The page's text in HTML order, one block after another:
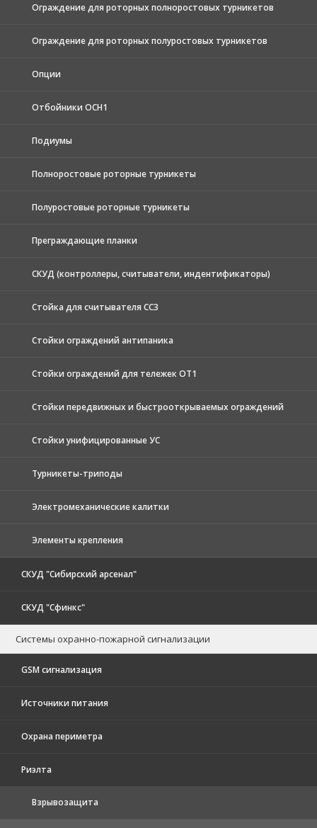
Ограждение для роторных полноростовых турникетов
Ограждение для роторных полуростовых турникетов
Опции
Отбойники ОСН1
Подиумы
Полноростовые роторные турникеты
Полуростовые роторные турникеты
Преграждающие планки
СКУД (контроллеры, считыватели, индентификаторы)
Стойка для считывателя СС3
Стойки ограждений антипаника
Стойки ограждений для тележек ОТ1
Стойки передвижных и быстрооткрываемых ограждений
Стойки унифицированные УС
Турникеты-триподы
Электромеханические калитки
Элементы крепления
СКУД "Сибирский арсенал"
СКУД "Сфинкс"
Системы охранно-пожарной сигнализации
GSM сигнализация
Источники питания
Охрана периметра
Риэлта
Взрывозащита